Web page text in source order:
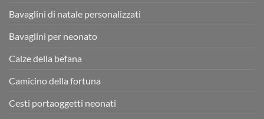
Bavaglini di natale personalizzati
Bavaglini per neonato
Calze della befana
Camicino della fortuna
Cesti portaoggetti neonati